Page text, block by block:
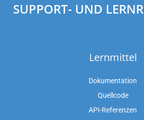
SUPPORT- UND
Lernmittel
Dokumentation
Quellcode
API-Referenzen